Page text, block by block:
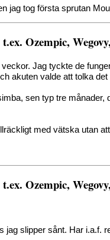
jag tog första sprutan
Ozempic,
Jag tyckte de
akuten valde att tolka
sen typ tre
med vätska utan
Ozempic,
jag slipper sånt. Har i.a.f.